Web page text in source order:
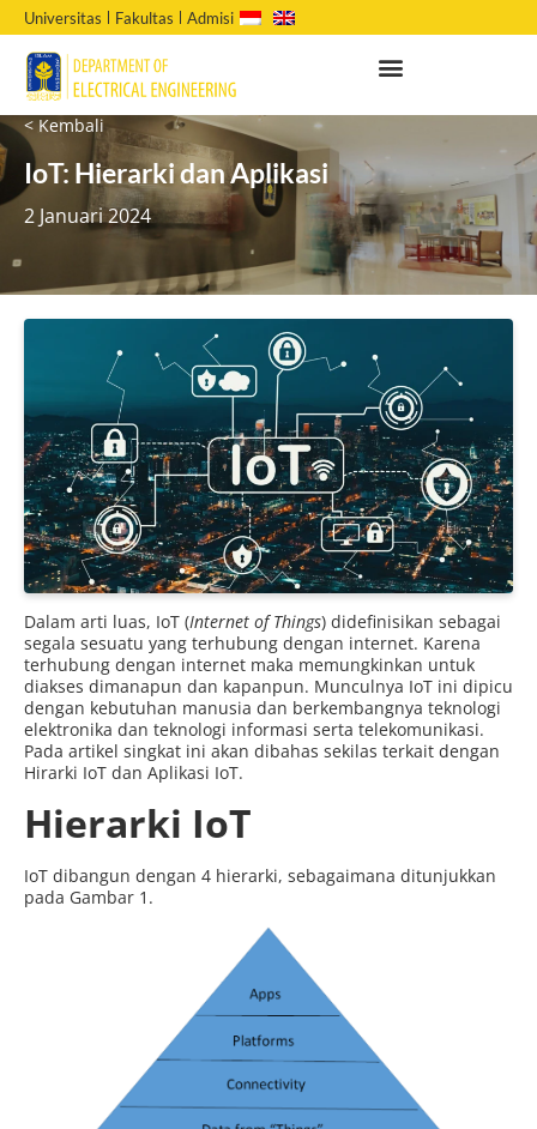
Universitas Fakultas Admisi
< Kembali
IoT: Hierarki dan Aplikasi
2 Januari 2024
Dalam arti luas, IoT (Internet of Things) didefinisikan sebagai
segala sesuatu yang terhubung dengan internet. Karena
terhubung dengan internet maka memungkinkan untuk
diakses dimanapun dan kapanpun. Munculnya IoT ini dipicu
dengan kebutuhan manusia dan berkembangnya teknologi
elektronika dan teknologi informasi serta telekomunikasi.
Pada artikel singkat ini akan dibahas sekilas terkait dengan
Hirarki IoT dan Aplikasi IoT.
Hierarki IoT
IoT dibangun dengan 4 hierarki, sebagaimana ditunjukkan
pada Gambar 1.